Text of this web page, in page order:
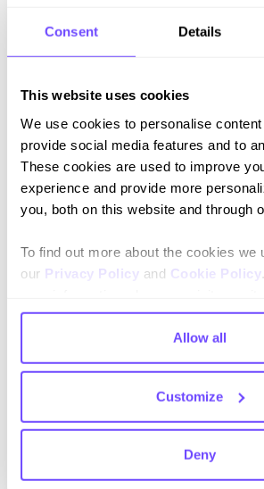
Consent Details
This website uses cookies
We use cookies to personalise
provide social media features and to
These cookies are used to improve
experience and provide more
you, both on this website and through
To find out more about the cookies we
our Privacy Policy and Cookie Policy
comply with your preferences, we'll
tiny cookie so that you're not asked to
again.
Allow all
Customize
Deny
Cómo implementar las
WhatsApp: Guía práctica
Implementar las webviews de
pasos:
Proceso paso a paso:
registrar y configurar la API según
Meta.
JavaScript para crear una interfaz
Integrar con Flow Builder: el
Hubtypesimplifica la
Probar minuciosamente: probar
todos los dispositivos para
y la usabilidad.